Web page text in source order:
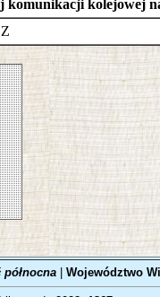
komunikacji kolejowej
północna| Województwo